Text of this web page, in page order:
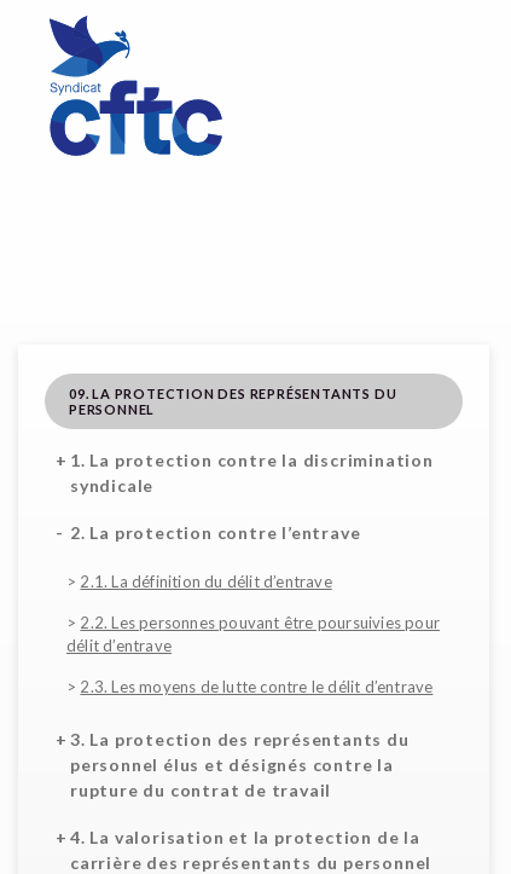
09. LA PROTECTION DES REPRÉSENTANTS DU
PERSONNEL
1. La protection contre la discrimination
syndicale
2. La protection contre l’entrave
> 2.1. La définition du délit d’entrave
> 2.2. Les personnes pouvant être poursuivies pour
délit d’entrave
> 2.3. Les moyens de lutte contre le délit d’entrave
3. La protection des représentants du
personnel élus et désignés contre la
rupture du contrat de travail
4. La valorisation et la protection de la
carrière des représentants du personnel